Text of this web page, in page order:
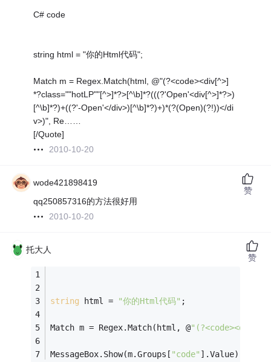
C# code
string html = "你的Html代码";
Match m = Regex.Match(html, @"(?<code><div[^>]
*?class=""hotLP""[^>]*?>[^\b]*?(((?'Open'<div[^>]*?>)
[^\b]*?)+((?'-Open'</div>)[^\b]*?)+)*(?(Open)(?!))</di
v>)", Re……
[/Quote]
2010-10-20
wode421898419
qq250857316的方法很好用
2010-10-20
赞
托大人
string html = "你的Html代码" ;
Match m = Regex.Match(html, @
MessageBox.Show(m.Groups[ "code" ].Value);
赞